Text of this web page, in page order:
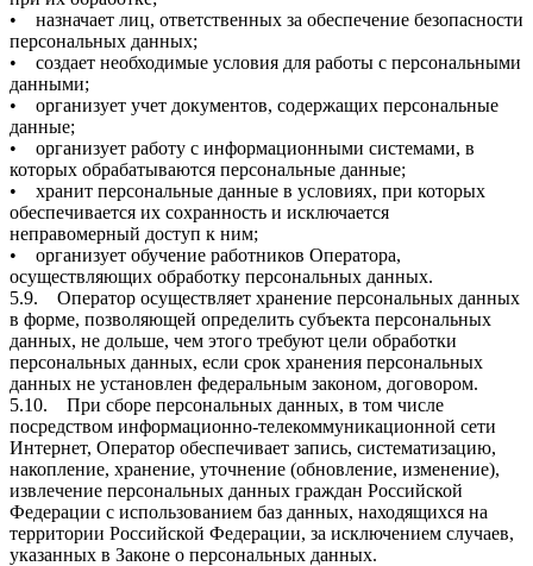
• назначает лиц, ответственных за обеспечение безопасности
персональных данных;
• создает необходимые условия для работы с персональными
данными;
• организует учет документов, содержащих персональные
данные;
• организует работу с информационными системами, в
которых обрабатываются персональные данные;
• хранит персональные данные в условиях, при которых
обеспечивается их сохранность и исключается
неправомерный доступ к ним;
• организует обучение работников Оператора,
осуществляющих обработку персональных данных.
5.9. Оператор осуществляет хранение персональных данных
в форме, позволяющей определить субъекта персональных
данных, не дольше, чем этого требуют цели обработки
персональных данных, если срок хранения персональных
данных не установлен федеральным законом, договором.
5.10. При сборе персональных данных, в том числе
посредством информационно-телекоммуникационной сети
Интернет, Оператор обеспечивает запись, систематизацию,
накопление, хранение, уточнение (обновление, изменение),
извлечение персональных данных граждан Российской
Федерации с использованием баз данных, находящихся на
территории Российской Федерации, за исключением случаев,
указанных в Законе о персональных данных.